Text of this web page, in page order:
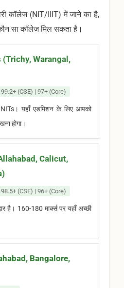
कॉलेज (NIT/IIIT) में जाने का है,
सा कॉलेज मिल सकता है।
(Trichy, Warangal,
(CSE) | 97+ (Core)
यहाँ एडमिशन के लिए आपको
होगा।
Calicut,
(CSE) | 96+ (Core)
है। 160-180 मार्क्स पर यहाँ अच्छी
Bangalore,